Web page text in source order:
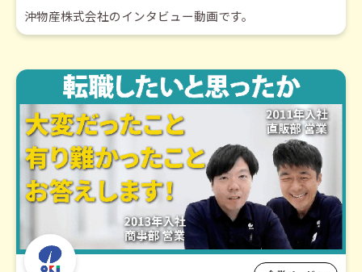
沖物産株式会社のインタビュー動画です。